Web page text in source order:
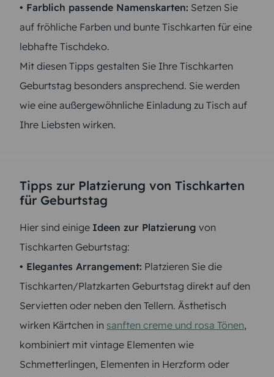
• Farblich passende Namenskarten: Setzen Sie
auf fröhliche Farben und bunte Tischkarten für eine
lebhafte Tischdeko.
Mit diesen Tipps gestalten Sie Ihre Tischkarten
Geburtstag besonders ansprechend. Sie werden
wie eine außergewöhnliche Einladung zu Tisch auf
Ihre Liebsten wirken.
Tipps zur Platzierung von Tischkarten
für Geburtstag
Hier sind einige Ideen zur Platzierung von
Tischkarten Geburtstag:
• Elegantes Arrangement: Platzieren Sie die
Tischkarten/Platzkarten Geburtstag direkt auf den
Servietten oder neben den Tellern. Ästhetisch
wirken Kärtchen in sanften creme und rosa Tönen,
kombiniert mit vintage Elementen wie
Schmetterlingen, Elementen in Herzform oder